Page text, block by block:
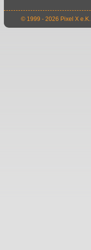
© 1999 - 2026 Pixel X e.K.